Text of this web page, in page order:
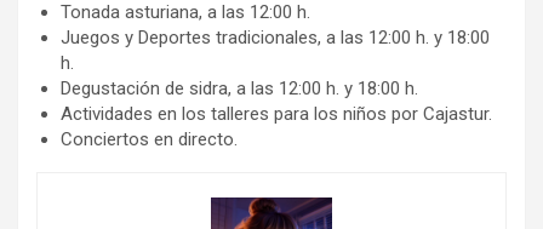
Tonada asturiana, a las 12:00 h.
Juegos y Deportes tradicionales, a las 12:00 h. y 18:00
h.
Degustación de sidra, a las 12:00 h. y 18:00 h.
Actividades en los talleres para los niños por Cajastur.
Conciertos en directo.